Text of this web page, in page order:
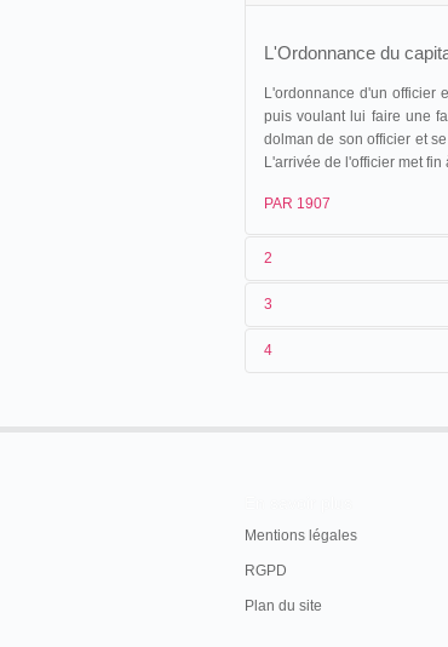
L'Ordonnance du
L'ordonnance d'un officier
puis voulant lui faire une
dolman de son officier et
L'arrivée de l'officier met
PAR 1907
2
2
3
4
Mentions légales
RGPD
Plan du site